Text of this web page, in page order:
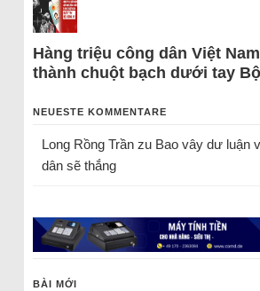
Hàng triệu công dân Việt
thành chuột bạch dưới tay
NEUESTE KOMMENTARE
Long Rồng Trầnzu Bao vây dư luận
dân sẽ thắng
BÀI MỚI